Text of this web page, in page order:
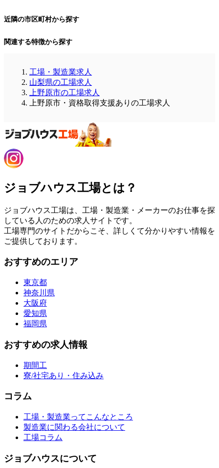
近隣の市区町村から探す
関連する特徴から探す
工場・製造業求人
山梨県の工場求人
上野原市の工場求人
上野原市・資格取得支援ありの工場求人
ジョブハウス工場とは？
ジョブハウス工場は、工場・製造業・メーカーのお仕事を探
している人のための求人サイトです。
工場専門のサイトだからこそ、詳しくて分かりやすい情報を
ご提供しております。
おすすめのエリア
東京都
神奈川県
大阪府
愛知県
福岡県
おすすめの求人情報
期間工
寮/社宅あり・住み込み
コラム
工場・製造業ってこんなところ
製造業に関わる会社について
工場コラム
ジョブハウスについて